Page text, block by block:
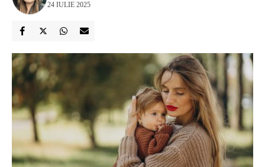
24 IULIE 2025